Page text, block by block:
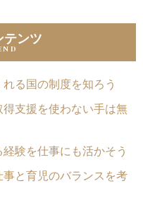
テンツ
る国の制度を知ろう
支援を使わない手は無
験を仕事にも活かそう
と育児のバランスを考